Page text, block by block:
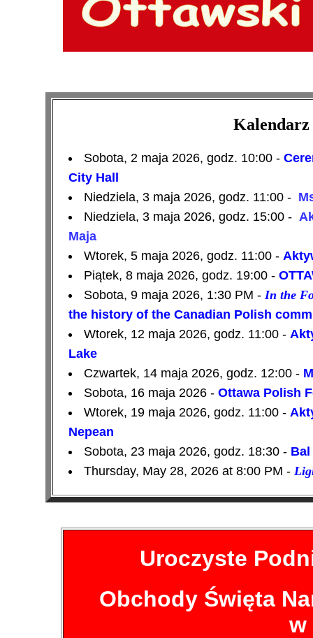
Sobota, 2 maja 2026, godz. 10:00 -
City Hall
Niedziela, 3 maja 2026, godz. 11:00 -
Niedziela, 3 maja 2026, godz. 15:00 -
Maja
Wtorek, 5 maja 2026, godz. 11:00 -
Piątek, 8 maja 2026, godz. 19:00 -
Sobota, 9 maja 2026, 1:30 PM - In the
the history of the Canadian Polish
Wtorek, 12 maja 2026, godz. 11:00 -
Lake
Czwartek, 14 maja 2026, godz. 12:00 -
Sobota, 16 maja 2026 - Ottawa Polish
Wtorek, 19 maja 2026, godz. 11:00 -
Nepean
Sobota, 23 maja 2026, godz. 18:30 -
Thursday, May 28, 2026 at 8:00 PM -
Uroczyste
Obchody Święta
w